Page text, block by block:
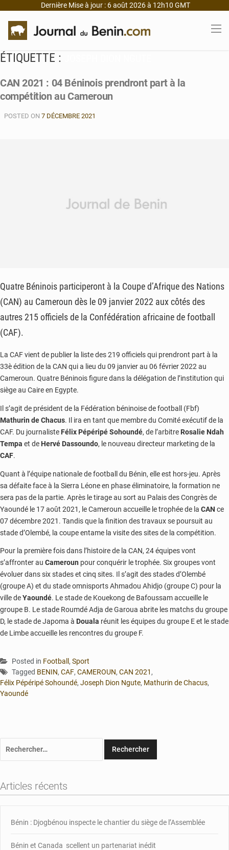
Dernière Mise à jour : 6 août 2026 à 12h10 GMT
ÉTIQUETTE :
CAN 2021 : 04 Béninois prendront part à la
compétition au Cameroun
POSTED ON 7 DÉCEMBRE 2021
Quatre Béninois participeront à la Coupe d’Afrique des Nations
(CAN) au Cameroun dès le 09 janvier 2022 aux côtés des
autres 215 officiels de la Confédération africaine de football
(CAF).
La CAF vient de publier la liste des 219 officiels qui prendront part à la
33è édition de la CAN qui a lieu du 09 janvier au 06 février 2022 au
Cameroun. Quatre Béninois figure dans la délégation de l’institution qui
siège au Caire en Egypte.
Il s’agit de président de la Fédération béninoise de football (Fbf)
Mathurin de Chacus. Il ira en tant que membre du Comité exécutif de la
CAF. Du journaliste Félix Pépéripé Sohoundé, de l’arbitre Rosalie Ndah
Tempa et de Hervé Dassoundo, le nouveau directeur marketing de la
CAF.
Quant à l’équipe nationale de football du Bénin, elle est hors-jeu. Après
sa défaite face à la Sierra Léone en phase éliminatoire, la formation ne
sera pas de la partie. Après le tirage au sort au Palais des Congrès de
Yaoundé le 17 août 2021, le Cameroun accueille le trophée de la CAN ce
07 décembre 2021. Tandis que la finition des travaux se poursuit au
stade d’Olembé, la coupe entame la visite des sites de la compétition.
Pour la première fois dans l’histoire de la CAN, 24 équipes vont
s’affronter au Cameroun pour conquérir le trophée. Six groupes vont
évoluer dans six stades et cinq sites. Il s’agit des stades d’Olembé
(groupe A) et du stade omnisports Ahmadou Ahidjo (groupe C) pour la
ville deYaoundé. Le stade de Kouekong de Bafoussam accueille le
groupe B. Le stade Roumdé Adja de Garoua abrite les matchs du groupe
D, le stade de Japoma à Douala réunit les équipes du groupe E et le stade
de Limbe accueille les rencontres du groupe F.
Posted in Football , Sport
Tagged BENIN, CAF, CAMEROUN, CAN 2021 ,
Félix Pépéripé Sohoundé, Joseph Dion Ngute, Mathurin de Chacus,
Yaoundé
Articles récents
Bénin : Djogbénou inspecte le chantier du siège de l’Assemblée
Bénin et Canada scellent un partenariat inédit